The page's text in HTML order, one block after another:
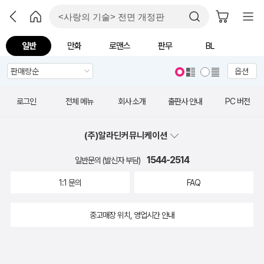
일반 만화 로맨스 판무 BL
옵션
로그인 전체 메뉴 회사 소개 출판사 안내 PC 버전
(주)알라딘커뮤니케이션
일반문의 (발신자 부담) 1544-2514
1:1 문의 FAQ
중고매장 위치, 영업시간 안내